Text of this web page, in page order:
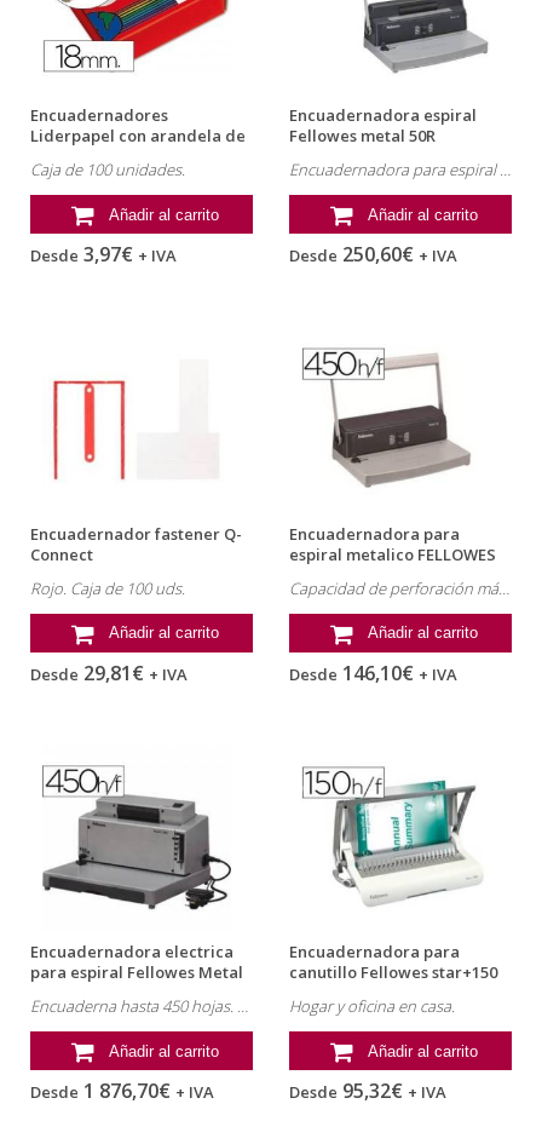
Encuadernadores
Liderpapel con arandela de
Caja de 100 unidades.
Añadir al carrito
Desde 3,97€ + IVA
Encuadernadora espiral
Fellowes metal 50R
Encuadernadora para espiral fellowes metal 50r perfora 12 hojas tamaã‘o a4 paso 5:1 incluye alicates de corte
Añadir al carrito
Desde 250,60€ + IVA
Encuadernador fastener Q-
Connect
Rojo. Caja de 100 uds.
Añadir al carrito
Desde 29,81€ + IVA
Encuadernadora para
espiral metalico FELLOWES
Capacidad de perforación máxima: 20 hojas. Encuaderna hasta 330 hojas. Tamaño de perforación: DIN A4. Referencia: 30050.
Añadir al carrito
Desde 146,10€ + IVA
Encuadernadora electrica
para espiral Fellowes Metal
Encuaderna hasta 450 hojas. Perforación hasta 20 hojas/80 g. Referencia: 0037702.
Añadir al carrito
Desde 1 876,70€ + IVA
Encuadernadora para
canutillo Fellowes star+150
Hogar y oficina en casa.
Añadir al carrito
Desde 95,32€ + IVA